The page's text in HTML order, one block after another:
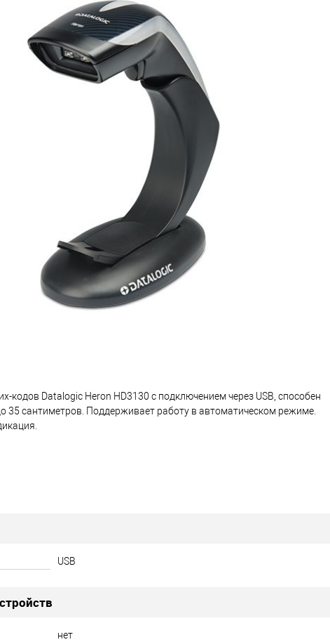
кодов Datalogic Heron HD3130 с подключением через USB, способен
35 сантиметров. Поддерживает работу в автоматическом режиме.
USB
нет